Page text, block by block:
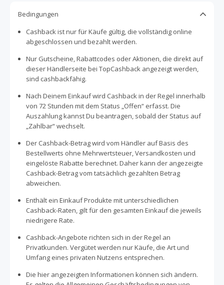
Bedingungen
Cashback ist nur für Käufe gültig, die vollständig online
abgeschlossen und bezahlt werden.
Nur Gutscheine, Rabattcodes oder Aktionen, die direkt auf
dieser Händlerseite bei TopCashback angezeigt werden,
sind cashbackfähig.
Nach Deinem Einkauf wird Cashback in der Regel innerhalb
von 72 Stunden mit dem Status „Offen“ erfasst. Die
Auszahlung kannst Du beantragen, sobald der Status auf
„Zahlbar“ wechselt.
Der Cashback-Betrag wird vom Händler auf Basis des
Bestellwerts ohne Mehrwertsteuer, Versandkosten und
eingelöste Rabatte berechnet. Daher kann der angezeigte
Cashback-Betrag vom tatsächlich gezahlten Betrag
abweichen.
Enthält ein Einkauf Produkte mit unterschiedlichen
Cashback-Raten, gilt für den gesamten Einkauf die jeweils
niedrigere Rate.
Cashback-Angebote richten sich in der Regel an
Privatkunden. Vergütet werden nur Käufe, die Art und
Umfang eines privaten Nutzens entsprechen.
Die hier angezeigten Informationen können sich ändern.